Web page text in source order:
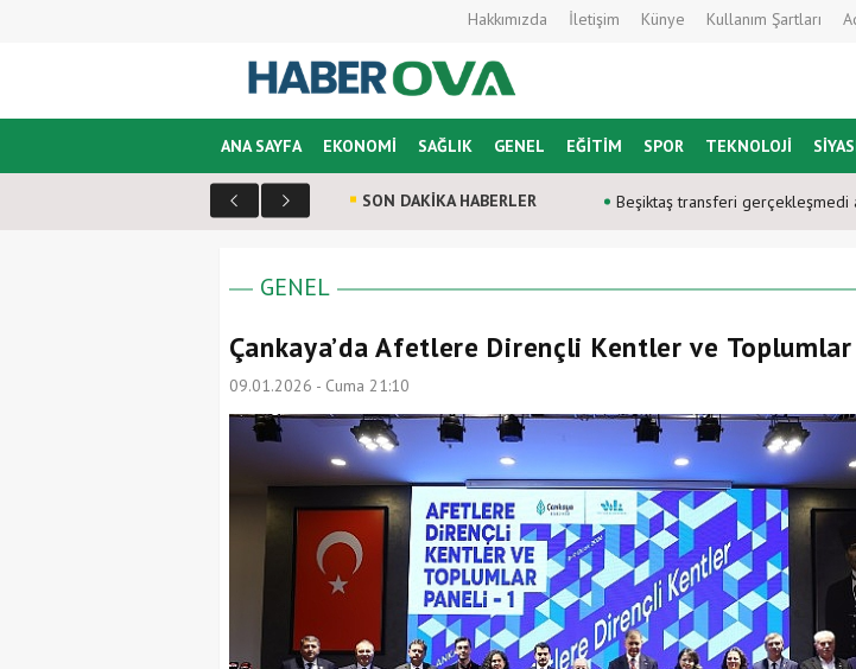
Hakkımızda İletişim Künye Kullanım Şartları
ANA SAYFA EKONOMİ SAĞLIK GENEL EĞİTİM SPOR TEKNOLOJİ
SON DAKİKA HABERLER Beşiktaş transferi gerçekleşmedi
GENEL
Çankaya’da Afetlere Dirençli Kentler ve
09.01.2026 - Cuma 21:10